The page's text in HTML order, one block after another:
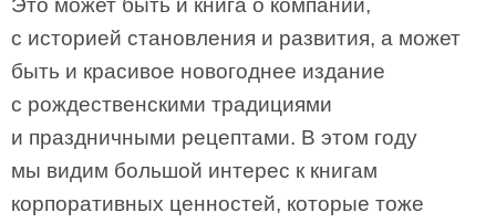
Это может быть и книга о компании,
с историей становления и развития, а может
быть и красивое новогоднее издание
с рождественскими традициями
и праздничными рецептами. В этом году
мы видим большой интерес к книгам
корпоративных ценностей, которые тоже